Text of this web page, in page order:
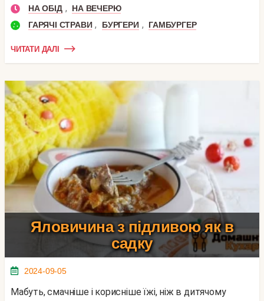
НА ОБІД ,
НА ВЕЧЕРЮ
ГАРЯЧІ СТРАВИ , БУРГЕРИ , ГАМБУРГЕР
ЧИТАТИ ДАЛІ
Яловичина з підливою як в
садку
2024-09-05
Мабуть, смачніше і корисніше їжі, ніж в дитячому